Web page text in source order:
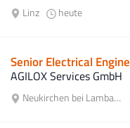
Linz heute
Senior Electrical
AGILOX Services GmbH
Neukirchen bei Lambach